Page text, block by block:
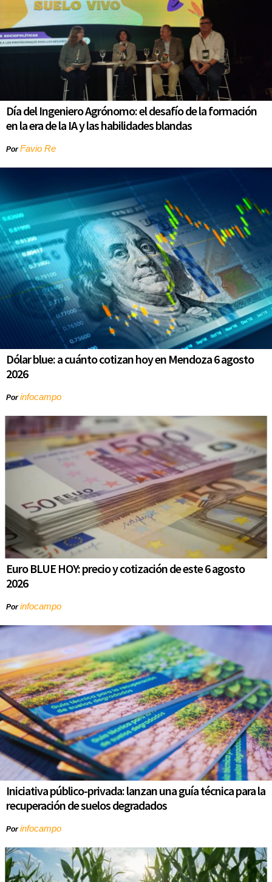
Día del Ingeniero Agrónomo: el desafío de la formación
en la era de la IA y las habilidades blandas
PorFavio Re
Dólar blue: a cuánto cotizan hoy en Mendoza 6 agosto
2026
Porinfocampo
Euro BLUE HOY: precio y cotización de este 6 agosto
2026
Porinfocampo
Iniciativa público-privada: lanzan una guía técnica para la
recuperación de suelos degradados
Porinfocampo